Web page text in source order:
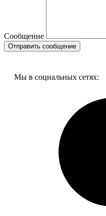
15855 HERZ, 1630551
р.
Сообщение
Мы в социальных сетях: